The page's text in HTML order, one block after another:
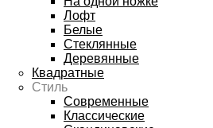
Лофт
Белые
Стеклянные
Деревянные
Квадратные
Стиль
Современные
Классические